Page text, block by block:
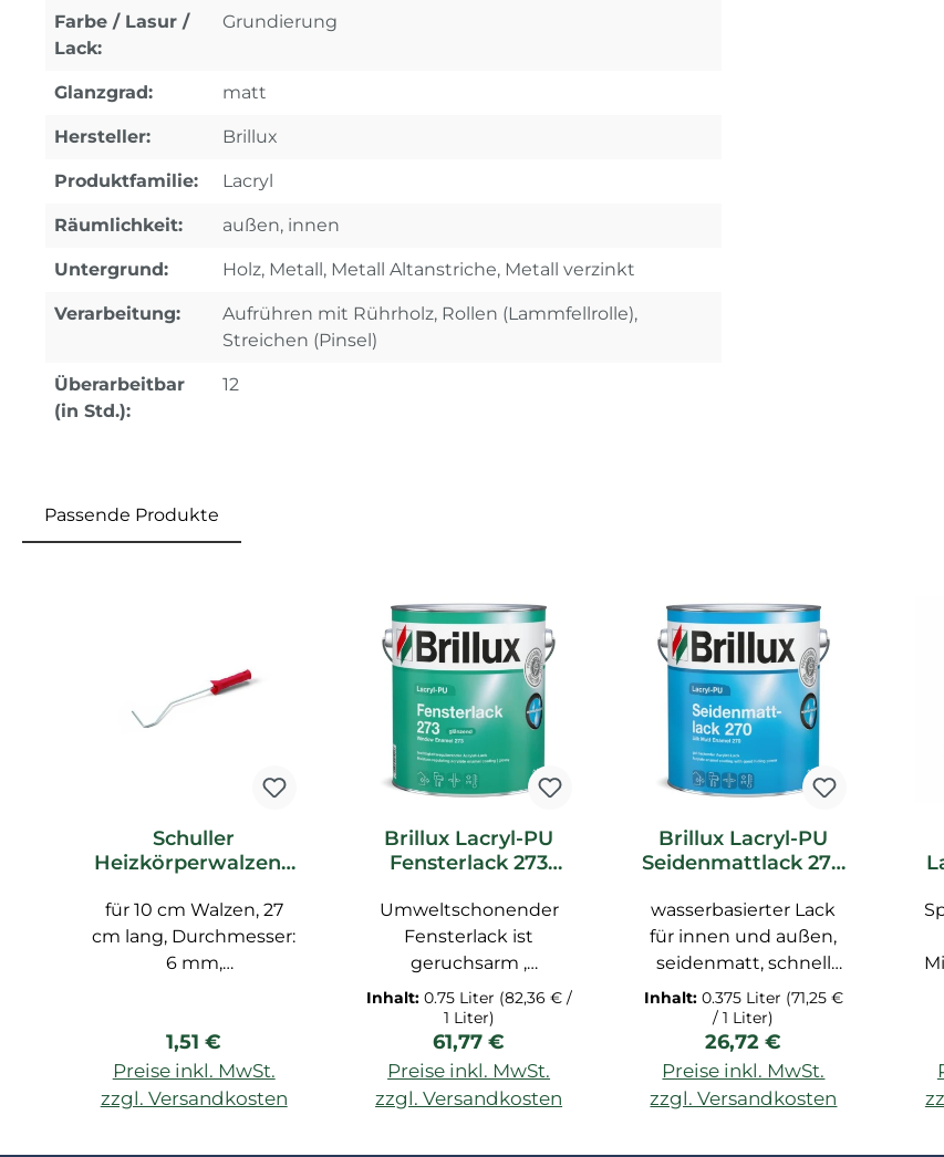
Farbe / Lasur /
Lack:
Grundierung
Glanzgrad: matt
Hersteller: Brillux
Produktfamilie: Lacryl
Räumlichkeit: außen, innen
Untergrund: Holz, Metall, Metall Altanstriche, Metall verzinkt
Verarbeitung:
Aufrühren mit Rührholz, Rollen (Lammfellrolle),
Streichen (Pinsel)
Überarbeitbar
(in Std.):
12
Passende Produkte
Schuller
Heizkörperwalzenb
Walzen 27cm lang
für 10 cm Walzen, 27
cm lang, Durchmesser:
6 mm,
Regulärer Preis:
1,51 €
Preise inkl. MwSt.
zzgl. Versandkosten
Brillux Lacryl-PU
Fensterlack 273
weiß 0,75 Ltr.
Umweltschonender
Fensterlack ist
geruchsarm ,
feutigkeitsregulierend
e Eigenschaften , weiß
, Einsetzbar im Außen-
und Innenbereich für
Zwischen- und
Inhalt: 0.75 Liter (82,36 € /
1 Liter)
Regulärer Preis:
61,77 €
Preise inkl. MwSt.
zzgl. Versandkosten
Brillux Lacryl-PU
Seidenmattlack 270
375 ML _L
wasserbasierter Lack
für innen und außen,
seidenmatt, schnell
trocken, mit hoher
Lichtbeständigkeit,
wasserdampfdiffusions
fähig, auf Acrylharz-
Basis mit PU
Inhalt: 0.375 Liter (71,25 €
/ 1 Liter)
Regulärer Preis:
26,72 €
Preise inkl. MwSt.
zzgl. Versandkosten